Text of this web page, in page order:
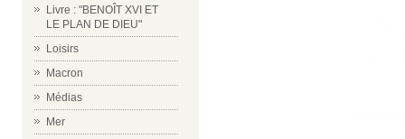
Livre : "BENOÎT XVI ET
LE PLAN DE DIEU"
Loisirs
Macron
Médias
Mer